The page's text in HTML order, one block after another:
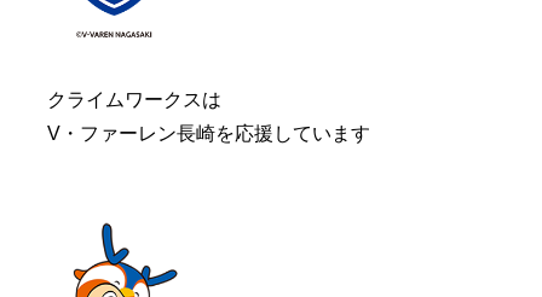
クライムワークスは
V・ファーレン長崎を応援しています